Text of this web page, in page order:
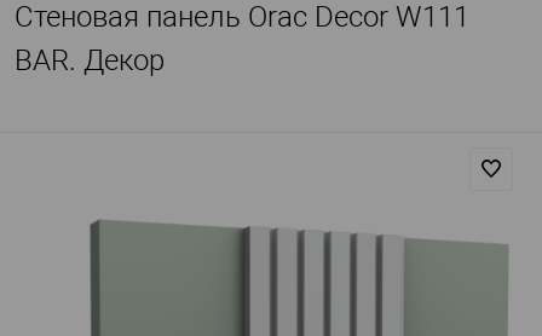
Стеновая панель Orac Decor W111
BAR. Декор